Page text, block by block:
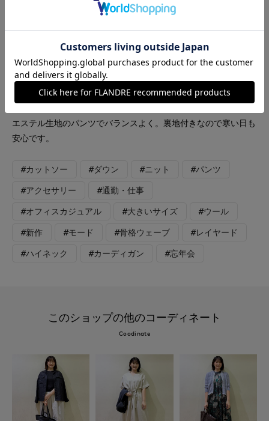
【着用カラー/サイズ】ダウン:ベージュ/9号 カーディガン:ネイ
ビー/フリー カットソー :ブラック/フリー パンツ:ネイビー/9号
あったか通勤コーデ。ダウンコートは、衿付きデザインできれい
めに着れます。ふんわりと軽く、普段11号ですが9号を着用して
います。カーディガンは、ゆるっとした編み地が特徴。大きめの
エステル生地のパンツでバランスよく。裏地付きなので寒い日も
安心です。
#カットソー #ダウン #ニット #パンツ
#アクセサリー #通勤・仕事
#オフィスカジュアル #大きいサイズ #ウール
#新作 #モード #骨格ウェーブ #レイヤード
#ハイネック #カーディガン #忘年会
このショップの他のコーディネート
Coodinate